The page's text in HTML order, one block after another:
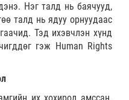
Нэг талд нь баячууд,
талд нь ядуу орнуудаас
Тэд ихэвчлэн хүнд
гэж Human Rights